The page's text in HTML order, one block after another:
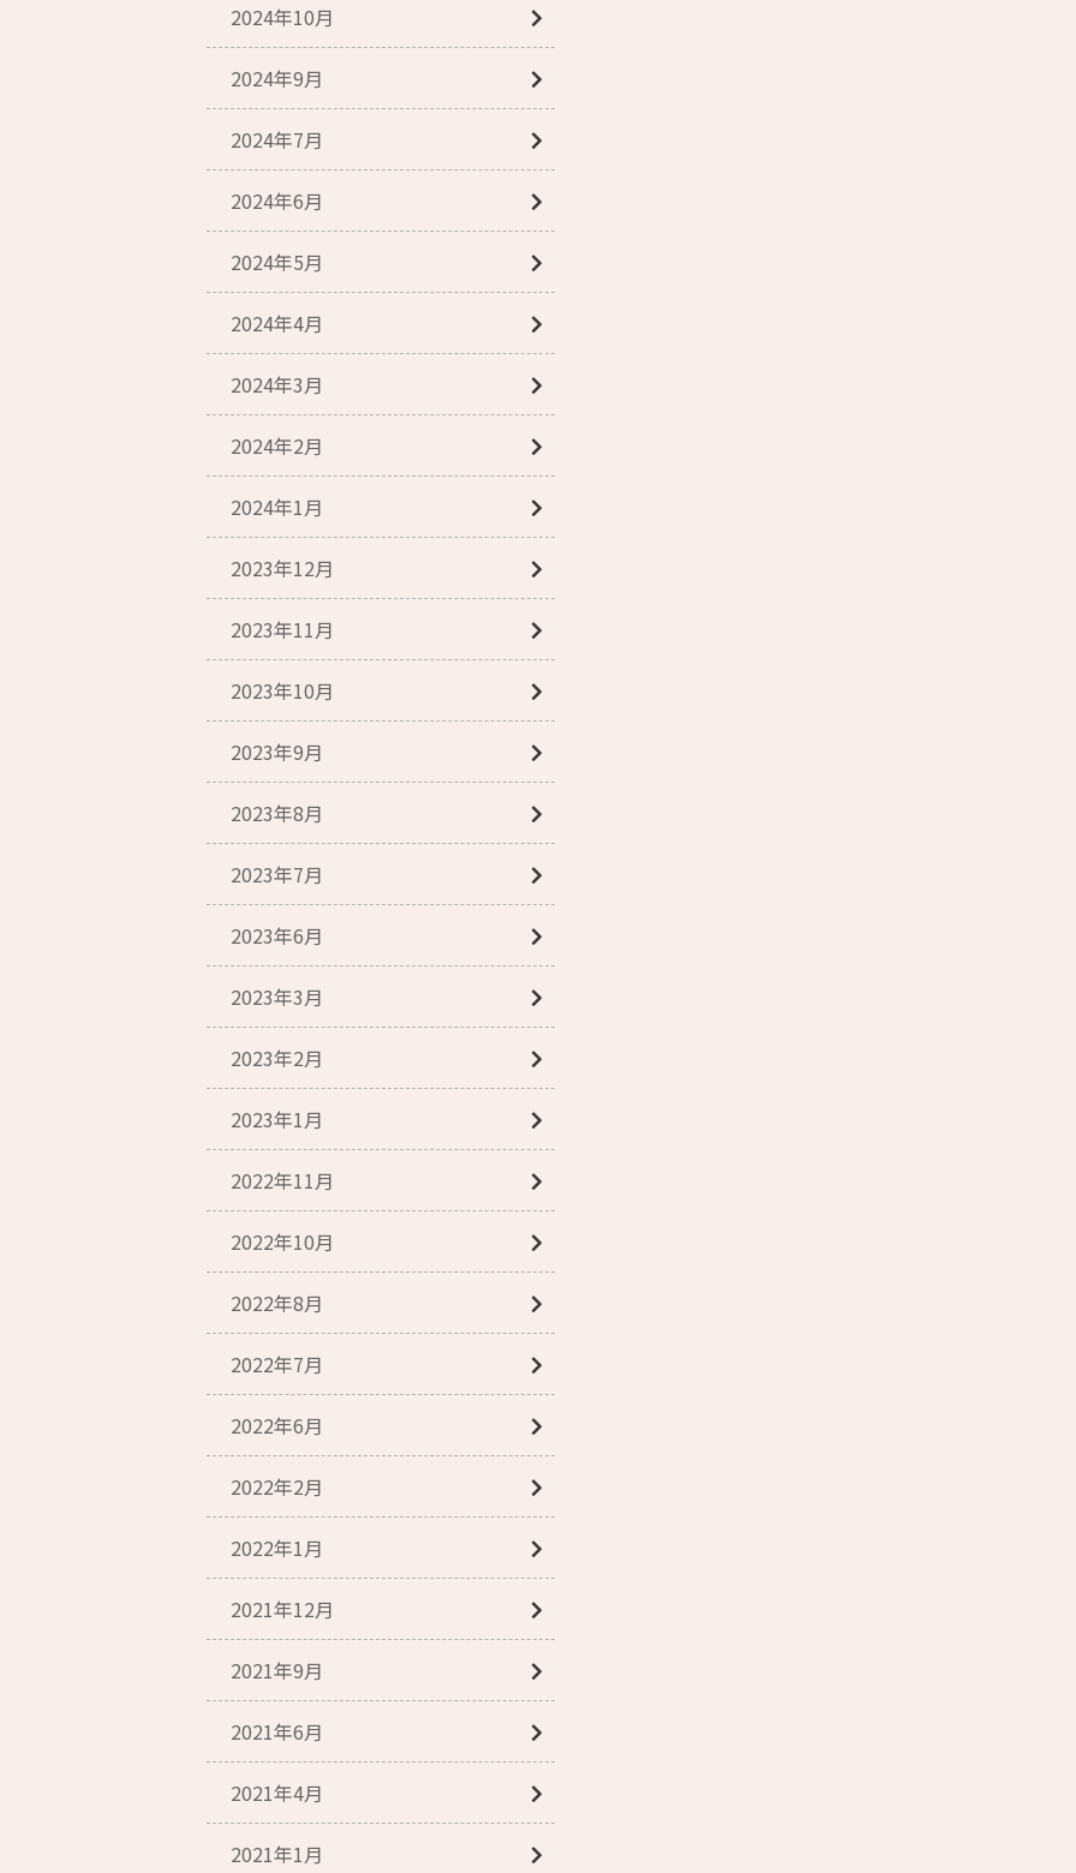
2024年10月
2024年9月
2024年7月
2024年6月
2024年5月
2024年4月
2024年3月
2024年2月
2024年1月
2023年12月
2023年11月
2023年10月
2023年9月
2023年8月
2023年7月
2023年6月
2023年3月
2023年2月
2023年1月
2022年11月
2022年10月
2022年8月
2022年7月
2022年6月
2022年2月
2022年1月
2021年12月
2021年9月
2021年6月
2021年4月
2021年1月